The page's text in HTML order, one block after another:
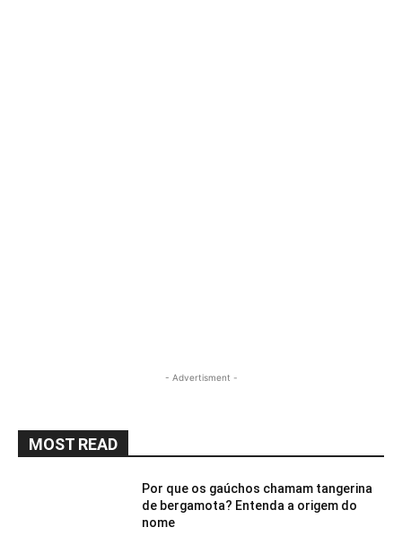
- Advertisment -
MOST READ
Por que os gaúchos chamam tangerina
de bergamota? Entenda a origem do
nome